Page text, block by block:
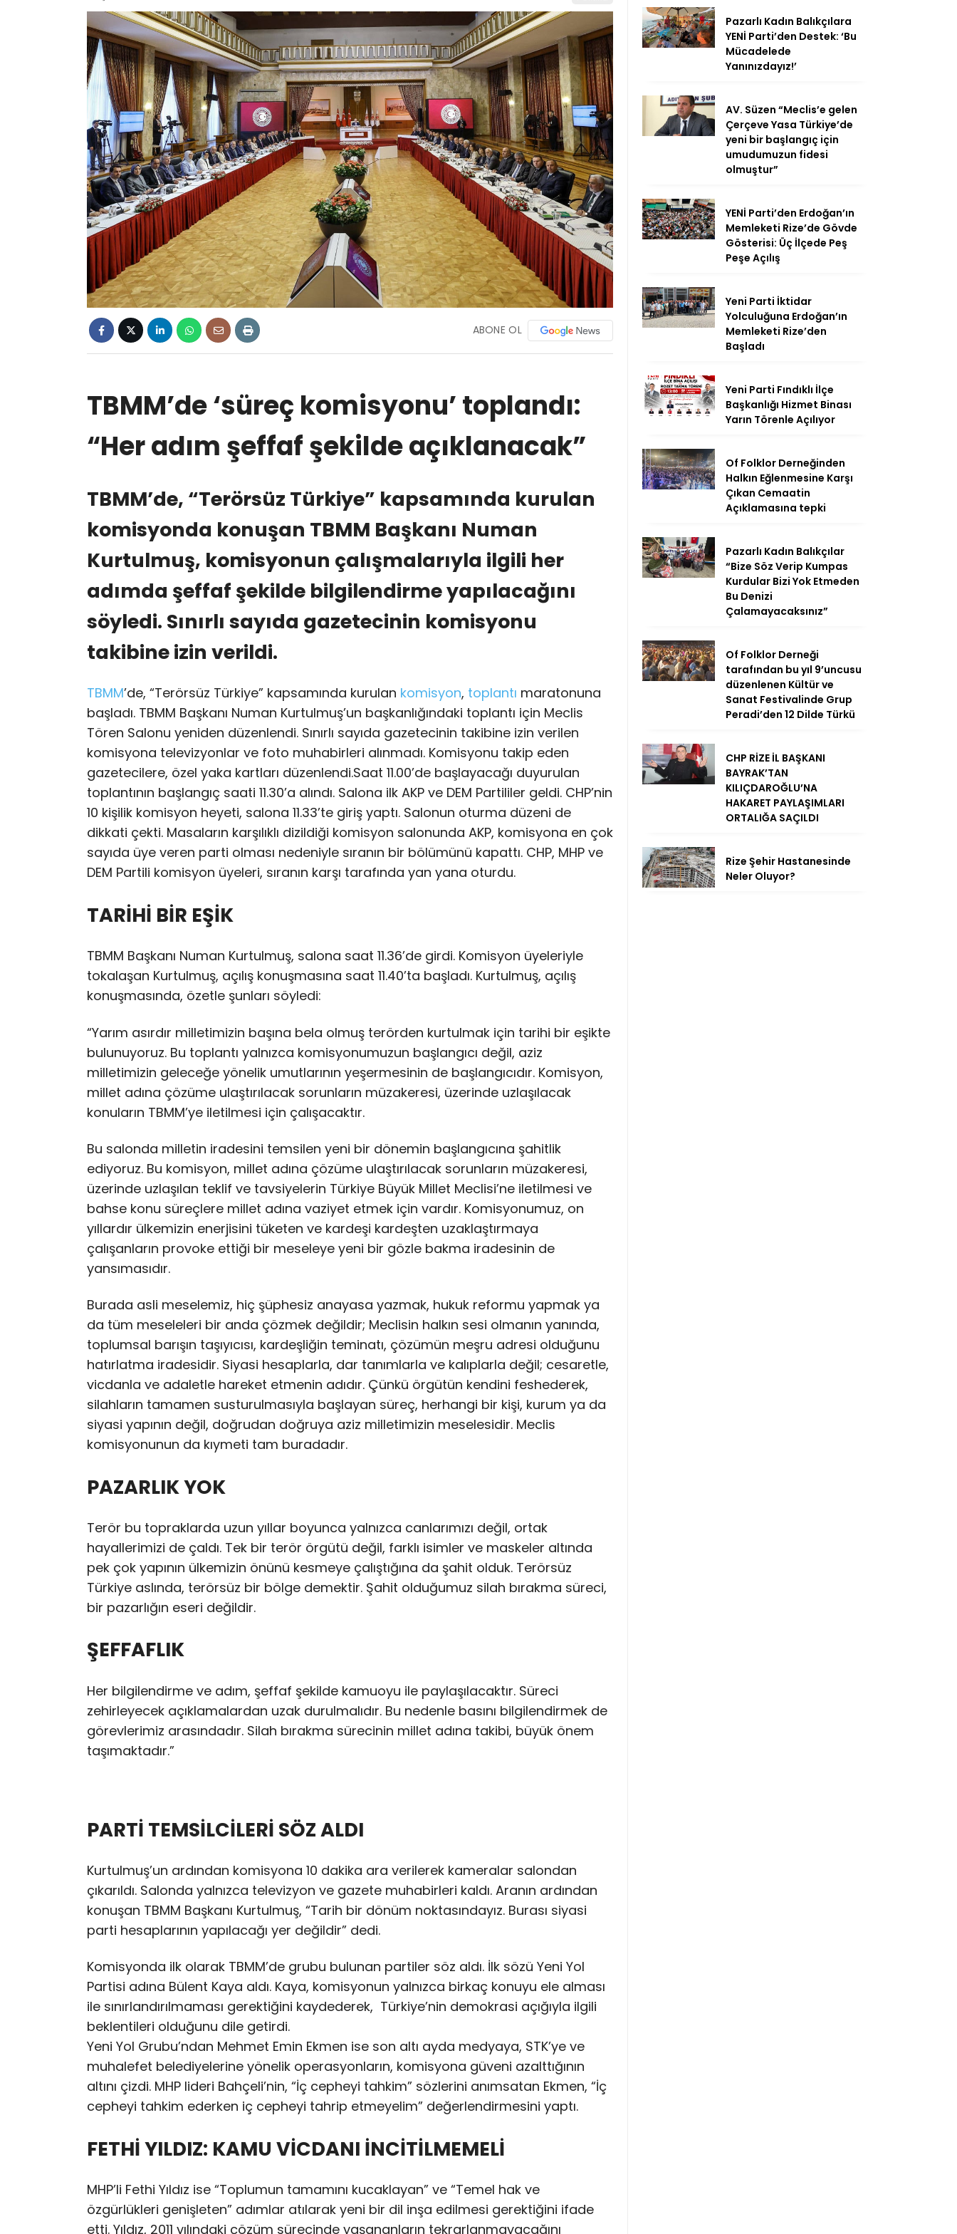
ABONE OL
TBMM’de ‘süreç komisyonu’ toplandı:
“Her adım şeffaf şekilde açıklanacak”
TBMM’de, “Terörsüz Türkiye” kapsamında kurulan
komisyonda konuşan TBMM Başkanı Numan
Kurtulmuş, komisyonun çalışmalarıyla ilgili her
adımda şeffaf şekilde bilgilendirme yapılacağını
söyledi. Sınırlı sayıda gazetecinin komisyonu
takibine izin verildi.
TBMM’de, “Terörsüz Türkiye” kapsamında kurulan komisyon, toplantı maratonuna
başladı. TBMM Başkanı Numan Kurtulmuş’un başkanlığındaki toplantı için Meclis
Tören Salonu yeniden düzenlendi. Sınırlı sayıda gazetecinin takibine izin verilen
komisyona televizyonlar ve foto muhabirleri alınmadı. Komisyonu takip eden
gazetecilere, özel yaka kartları düzenlendi.Saat 11.00’de başlayacağı duyurulan
toplantının başlangıç saati 11.30’a alındı. Salona ilk AKP ve DEM Partililer geldi. CHP’nin
10 kişilik komisyon heyeti, salona 11.33’te giriş yaptı. Salonun oturma düzeni de
dikkati çekti. Masaların karşılıklı dizildiği komisyon salonunda AKP, komisyona en çok
sayıda üye veren parti olması nedeniyle sıranın bir bölümünü kapattı. CHP, MHP ve
DEM Partili komisyon üyeleri, sıranın karşı tarafında yan yana oturdu.
TARİHİ BİR EŞİK
TBMM Başkanı Numan Kurtulmuş, salona saat 11.36’de girdi. Komisyon üyeleriyle
tokalaşan Kurtulmuş, açılış konuşmasına saat 11.40’ta başladı. Kurtulmuş, açılış
konuşmasında, özetle şunları söyledi:
“Yarım asırdır milletimizin başına bela olmuş terörden kurtulmak için tarihi bir eşikte
bulunuyoruz. Bu toplantı yalnızca komisyonumuzun başlangıcı değil, aziz
milletimizin geleceğe yönelik umutlarının yeşermesinin de başlangıcıdır. Komisyon,
millet adına çözüme ulaştırılacak sorunların müzakeresi, üzerinde uzlaşılacak
konuların TBMM’ye iletilmesi için çalışacaktır.
Bu salonda milletin iradesini temsilen yeni bir dönemin başlangıcına şahitlik
ediyoruz. Bu komisyon, millet adına çözüme ulaştırılacak sorunların müzakeresi,
üzerinde uzlaşılan teklif ve tavsiyelerin Türkiye Büyük Millet Meclisi’ne iletilmesi ve
bahse konu süreçlere millet adına vaziyet etmek için vardır. Komisyonumuz, on
yıllardır ülkemizin enerjisini tüketen ve kardeşi kardeşten uzaklaştırmaya
çalışanların provoke ettiği bir meseleye yeni bir gözle bakma iradesinin de
yansımasıdır.
Burada asli meselemiz, hiç şüphesiz anayasa yazmak, hukuk reformu yapmak ya
da tüm meseleleri bir anda çözmek değildir; Meclisin halkın sesi olmanın yanında,
toplumsal barışın taşıyıcısı, kardeşliğin teminatı, çözümün meşru adresi olduğunu
hatırlatma iradesidir. Siyasi hesaplarla, dar tanımlarla ve kalıplarla değil; cesaretle,
vicdanla ve adaletle hareket etmenin adıdır. Çünkü örgütün kendini feshederek,
silahların tamamen susturulmasıyla başlayan süreç, herhangi bir kişi, kurum ya da
siyasi yapının değil, doğrudan doğruya aziz milletimizin meselesidir. Meclis
komisyonunun da kıymeti tam buradadır.
PAZARLIK YOK
Terör bu topraklarda uzun yıllar boyunca yalnızca canlarımızı değil, ortak
hayallerimizi de çaldı. Tek bir terör örgütü değil, farklı isimler ve maskeler altında
pek çok yapının ülkemizin önünü kesmeye çalıştığına da şahit olduk. Terörsüz
Türkiye aslında, terörsüz bir bölge demektir. Şahit olduğumuz silah bırakma süreci,
bir pazarlığın eseri değildir.
ŞEFFAFLIK
Her bilgilendirme ve adım, şeffaf şekilde kamuoyu ile paylaşılacaktır. Süreci
zehirleyecek açıklamalardan uzak durulmalıdır. Bu nedenle basını bilgilendirmek de
görevlerimiz arasındadır. Silah bırakma sürecinin millet adına takibi, büyük önem
taşımaktadır.”
PARTİ TEMSİLCİLERİ SÖZ ALDI
Kurtulmuş’un ardından komisyona 10 dakika ara verilerek kameralar salondan
çıkarıldı. Salonda yalnızca televizyon ve gazete muhabirleri kaldı. Aranın ardından
konuşan TBMM Başkanı Kurtulmuş, “Tarih bir dönüm noktasındayız. Burası siyasi
parti hesaplarının yapılacağı yer değildir” dedi.
Komisyonda ilk olarak TBMM’de grubu bulunan partiler söz aldı. İlk sözü Yeni Yol
Partisi adına Bülent Kaya aldı. Kaya, komisyonun yalnızca birkaç konuyu ele alması
ile sınırlandırılmaması gerektiğini kaydederek, Türkiye’nin demokrasi açığıyla ilgili
beklentileri olduğunu dile getirdi.
Yeni Yol Grubu’ndan Mehmet Emin Ekmen ise son altı ayda medyaya, STK’ye ve
muhalefet belediyelerine yönelik operasyonların, komisyona güveni azalttığının
altını çizdi. MHP lideri Bahçeli’nin, “İç cepheyi tahkim” sözlerini anımsatan Ekmen, “İç
cepheyi tahkim ederken iç cepheyi tahrip etmeyelim” değerlendirmesini yaptı.
FETHİ YILDIZ: KAMU VİCDANI İNCİTİLMEMELİ
MHP’li Fethi Yıldız ise “Toplumun tamamını kucaklayan” ve “Temel hak ve
özgürlükleri genişleten” adımlar atılarak yeni bir dil inşa edilmesi gerektiğini ifade
etti. Yıldız, 2011 yılındaki çözüm sürecinde yaşananların tekrarlanmayacağını
Pazarlı Kadın Balıkçılara
YENİ Parti’den Destek: ‘Bu
Mücadelede
Yanınızdayız!’
AV. Süzen “Meclis’e gelen
Çerçeve Yasa Türkiye’de
yeni bir başlangıç için
umudumuzun fidesi
olmuştur”
YENİ Parti’den Erdoğan’ın
Memleketi Rize’de Gövde
Gösterisi: Üç İlçede Peş
Peşe Açılış
Yeni Parti İktidar
Yolculuğuna Erdoğan’ın
Memleketi Rize’den
Başladı
Yeni Parti Fındıklı İlçe
Başkanlığı Hizmet Binası
Yarın Törenle Açılıyor
Of Folklor Derneğinden
Halkın Eğlenmesine Karşı
Çıkan Cemaatin
Açıklamasına tepki
Pazarlı Kadın Balıkçılar
“Bize Söz Verip Kumpas
Kurdular Bizi Yok Etmeden
Bu Denizi
Çalamayacaksınız”
Of Folklor Derneği
tarafından bu yıl 9’uncusu
düzenlenen Kültür ve
Sanat Festivalinde Grup
Peradi’den 12 Dilde Türkü
CHP RİZE İL BAŞKANI
BAYRAK’TAN
KILIÇDAROĞLU’NA
HAKARET PAYLAŞIMLARI
ORTALIĞA SAÇILDI
Rize Şehir Hastanesinde
Neler Oluyor?